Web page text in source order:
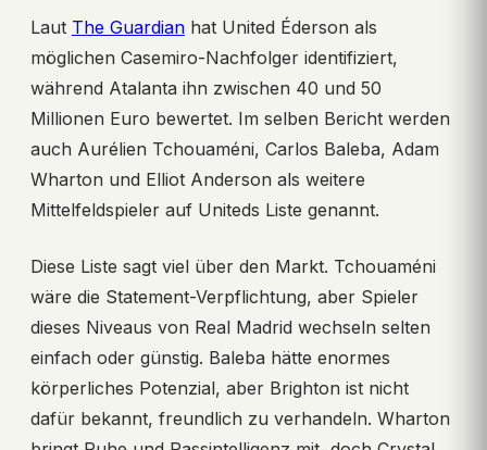
Laut The Guardian hat United Éderson als
möglichen Casemiro-Nachfolger identifiziert,
während Atalanta ihn zwischen 40 und 50
Millionen Euro bewertet. Im selben Bericht werden
auch Aurélien Tchouaméni, Carlos Baleba, Adam
Wharton und Elliot Anderson als weitere
Mittelfeldspieler auf Uniteds Liste genannt.
Diese Liste sagt viel über den Markt. Tchouaméni
wäre die Statement-Verpflichtung, aber Spieler
dieses Niveaus von Real Madrid wechseln selten
einfach oder günstig. Baleba hätte enormes
körperliches Potenzial, aber Brighton ist nicht
dafür bekannt, freundlich zu verhandeln. Wharton